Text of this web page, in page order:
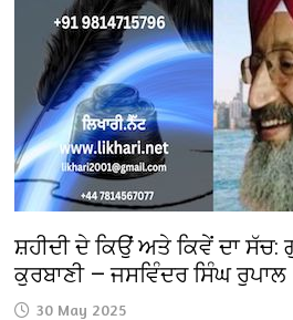
ਸ਼ਹੀਦੀ ਦੇ ਕਿਉਂ ਅਤੇ ਕਿਵੇਂ ਦਾ
ਕੁਰਬਾਣੀ — ਜਸਵਿੰਦਰ ਸਿੰਘ ਰੁਪਾਲ
30 May 2025